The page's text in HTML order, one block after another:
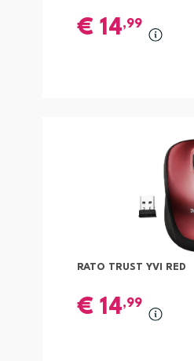
€ 14,99
RATO TRUST YVI RED
€ 14,99